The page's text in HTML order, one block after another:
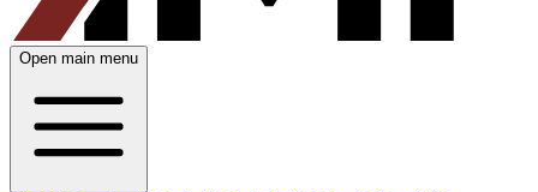
Open main menu